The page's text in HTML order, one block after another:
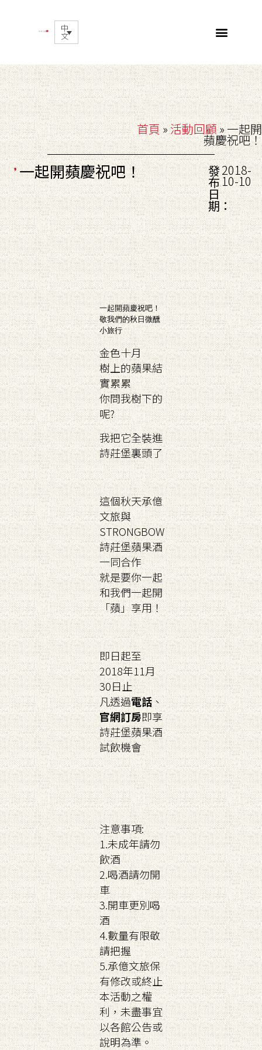
中
文
首頁»活動回顧»一起開
蘋慶祝吧！
一起開蘋慶祝吧！ 發
布
日
期：
2018-
10-10
一起開蘋慶祝吧！
敬我們的秋日微醺
小旅行
金色十月
樹上的蘋果結
實累累
你問我樹下的
呢?
我把它全裝進
詩莊堡裏頭了
這個秋天承億
文旅與
STRONGBOW
詩莊堡蘋果酒
一同合作
就是要你一起
和我們一起開
「蘋」享用！
即日起至
2018年11月
30日止
凡透過電話、
官網訂房即享
詩莊堡蘋果酒
試飲機會
注意事項:
1.未成年請勿
飲酒
2.喝酒請勿開
車
3.開車更別喝
酒
4.數量有限敬
請把握
5.承億文旅保
有修改或終止
本活動之權
利，未盡事宜
以各館公告或
說明為準。